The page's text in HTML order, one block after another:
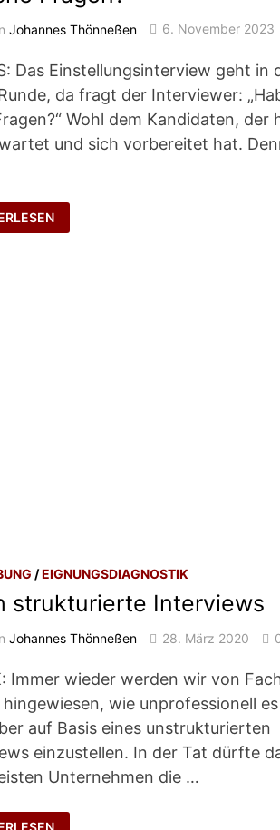
Johannes Thönneßen 6. November 2023
Das Einstellungsinterview geht in
da fragt der Interviewer:
Wohl dem Kandidaten, der
und sich vorbereitet hat.
/EIGNUNGSDIAGNOSTIK
strukturierte Interviews
Johannes Thönneßen 28. März 2020
Immer wieder werden wir von
wie unprofessionell
auf Basis eines unstrukturierten
einzustellen. In der Tat dürfte
Unternehmen die …